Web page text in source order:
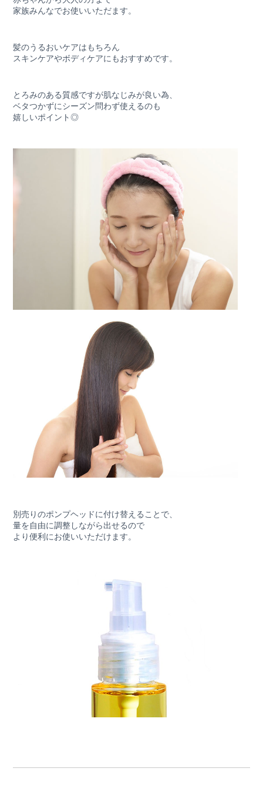
家族みんなでお使いいただます。
髪のうるおいケアはもちろん
スキンケアやボディケアにもおすすめです。
とろみのある質感ですが肌なじみが良い為、
ベタつかずにシーズン問わず使えるのも
嬉しいポイント◎
別売りのポンプヘッドに付け替えることで、
量を自由に調整しながら出せるので
より便利にお使いいただけます。